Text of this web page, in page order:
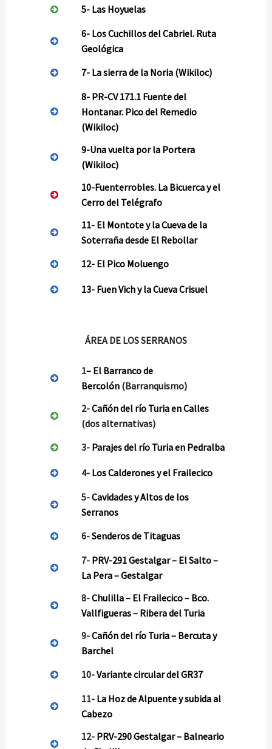
5- Las Hoyuelas
6- Los Cuchillos del Cabriel. Ruta
Geológica
7- La sierra de la Noria (Wikiloc)
8- PR-CV 171.1 Fuente del
Hontanar. Pico del Remedio
(Wikiloc)
9-Una vuelta por la Portera
(Wikiloc)
10-Fuenterrobles. La Bicuerca y el
Cerro del Telégrafo
11- El Montote y la Cueva de la
Soterraña desde El Rebollar
12- El Pico Moluengo
13- Fuen Vich y la Cueva Crisuel
ÁREA DE LOS SERRANOS
1– El Barranco de
Bercolón (Barranquismo)
2-Cañón del río Turia en Calles
(dos alternativas)
3- Parajes del río Turia en Pedralba
4- Los Calderones y el Frailecico
5-Cavidades y Altos de los
Serranos
6-Senderos de Titaguas
7- PRV-291 Gestalgar – El Salto –
La Pera – Gestalgar
8-Chulilla – El Frailecico – Bco.
Vallfigueras – Ribera del Turia
9-Cañón del río Turia – Bercuta y
Barchel
10-Variante circular del GR37
11- La Hoz de Alpuente y subida al
Cabezo
12- PRV-290 Gestalgar – Balneario